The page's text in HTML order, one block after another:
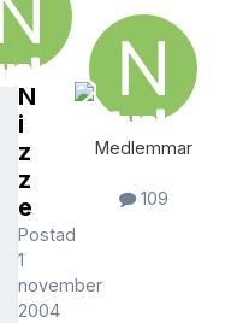
N
i
z
z
e
Postad
1
november
2004
Medlemmar
109